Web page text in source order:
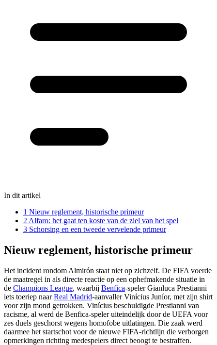
In dit artikel
1 Nieuw reglement, historische primeur
2 Alfaro: het gaat ten koste van de ziel van het spel
3 Schorsing en een tweede vervelende primeur
Nieuw reglement, historische primeur
Het incident rondom Almirón staat niet op zichzelf. De FIFA voerde
de maatregel in als directe reactie op een ophefmakende situatie in
de Champions League, waarbij Benfica-speler Gianluca Prestianni
iets toeriep naarReal Madrid-aanvaller Vinícius Juníor, met zijn shirt
voor zijn mond getrokken. Vinícius beschuldigde Prestianni van
racisme, al werd de Benfica-speler uiteindelijk door de UEFA voor
zes duels geschorst wegens homofobe uitlatingen. Die zaak werd
daarmee het startschot voor de nieuwe FIFA-richtlijn die verborgen
opmerkingen richting medespelers direct beoogt te bestraffen.